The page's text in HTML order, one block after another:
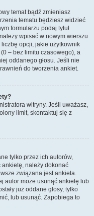
temat bądź zmieniasz
tematu będziesz widzieć
formularzu podaj tytuł
wpisać w nowym wierszu
opcji, jakie użytkownik
– bez limitu czasowego), a
oddanego głosu. Jeśli nie
do tworzenia ankiet.
witryny. Jeśli uważasz,
limit, skontaktuj się z
tylko przez ich autorów,
ankietę, należy dokonać
związana jest ankieta.
autor może usunąć ankietę lub
już oddane głosy, tylko
lub usunąć. Zapobiega to